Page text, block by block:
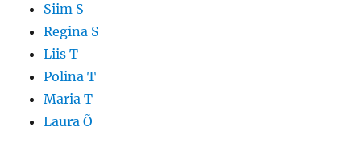
Siim S
Regina S
Liis T
Polina T
Maria T
Laura Õ